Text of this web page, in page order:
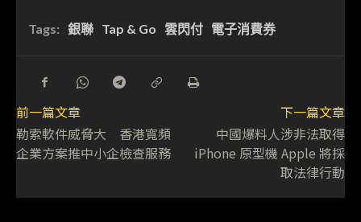
Tags: 銀聯 Tap & Go 雲閃付 電子消費券
前一篇文章
勒索軟件威脅大 香港寬頻
企業方案推中小企檢查服務
下一篇文章
中國爆料人涉非法取得
iPhone 原型機 Apple 將採
取法律行動